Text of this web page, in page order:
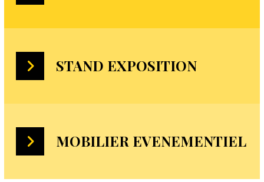
STAND EXPOSITION
MOBILIER EVENEMENTIEL